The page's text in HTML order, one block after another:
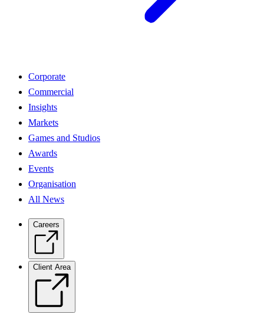
Corporate
Commercial
Insights
Markets
Games and Studios
Awards
Events
Organisation
All News
Careers
Client Area